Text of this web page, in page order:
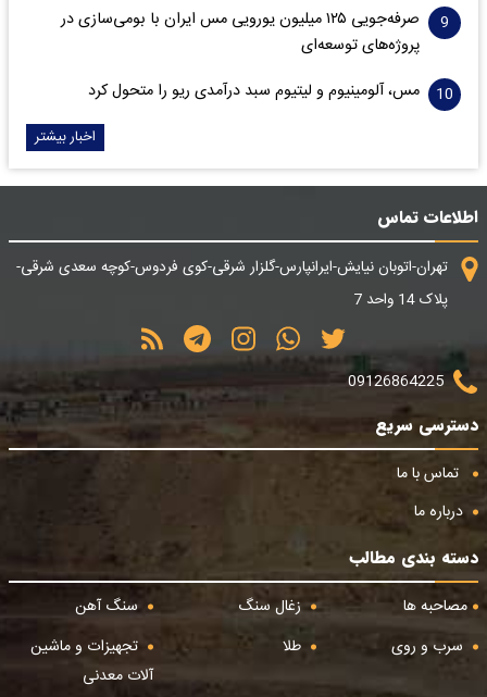
صرفه‌جویی ۱۲۵ میلیون یورویی مس ایران با بومی‌سازی در
پروژه‌های توسعه‌ای
مس، آلومینیوم و لیتیوم سبد درآمدی ریو را متحول کرد
اخبار بیشتر
اطلاعات تماس
تهران-اتوبان نیایش-ایرانپارس-گلزار شرقی-کوی فردوس-کوچه سعدی شرقی-
پلاک 14 واحد 7
09126864225
دسترسی سریع
تماس با ما
درباره ما
دسته بندی مطالب
مصاحبه ها
زغال سنگ
سنگ آهن
سرب و روی
طلا
تجهیزات و ماشین
آلات معدنی